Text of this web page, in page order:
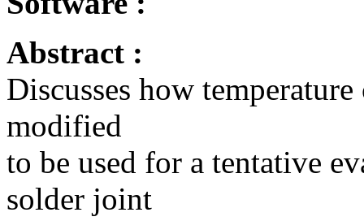
Abstract :
Discusses how
modified
to be used for a tentative
solder joint